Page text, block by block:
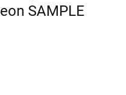
SAMPLE